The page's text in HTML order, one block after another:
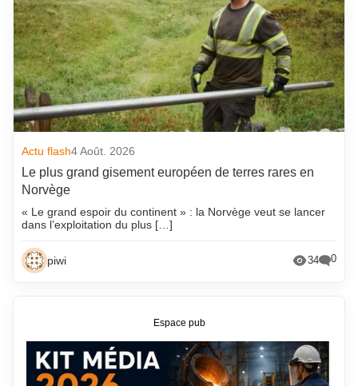
Actu flash4 Août. 2026
Le plus grand gisement européen de terres rares en
Norvège
« Le grand espoir du continent » : la Norvège veut se lancer
dans l’exploitation du plus […]
piwi 34 0
Espace pub